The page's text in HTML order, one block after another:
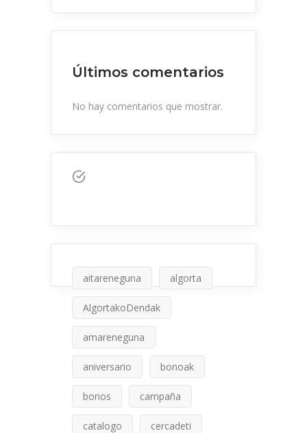
Últimos comentarios
No hay comentarios que mostrar.
aitareneguna algorta
AlgortakoDendak
amareneguna
aniversario bonoak
bonos campaña
catalogo cercadeti